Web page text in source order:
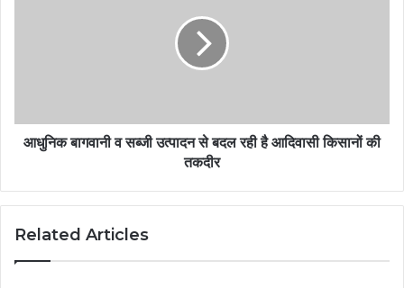
आधुनिक बागवानी व सब्जी उत्पादन से बदल रही है आदिवासी किसानों की
तकदीर
Related Articles